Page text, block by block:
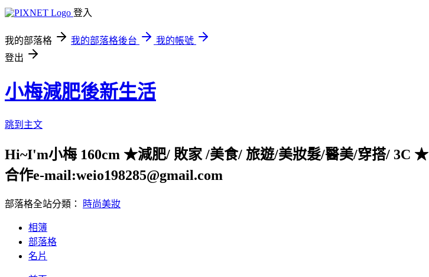
登入
我的部落格 我的部落格後台
我的帳號
登出
小梅減肥後新生活
跳到主文
Hi~I'm小梅 160cm ★減肥/ 敗家 /美食/ 旅遊/美妝髮/醫美/穿搭/ 3C ★
合作e-mail:weio198285@gmail.com
部落格全站分類： 時尚美妝
相簿
部落格
名片